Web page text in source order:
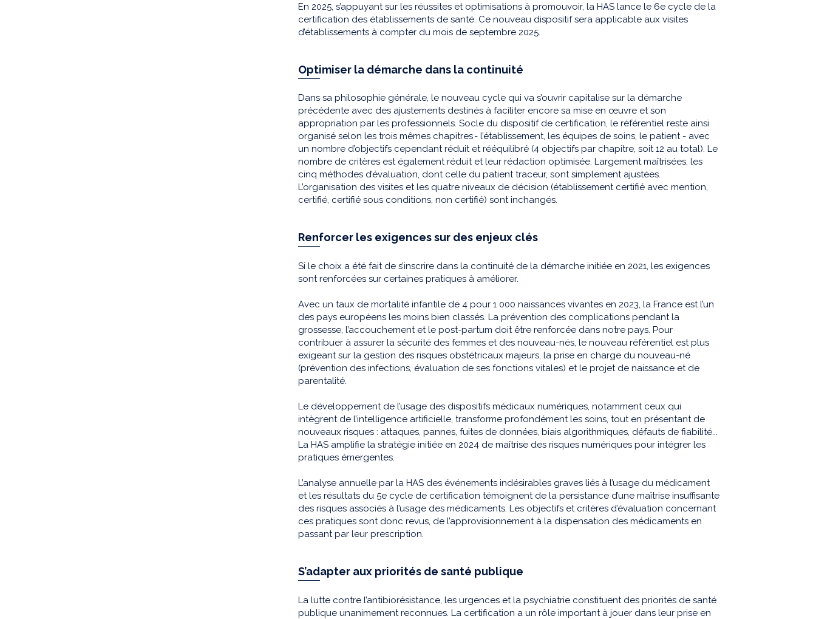
En 2025, s’appuyant sur les réussites et optimisations à promouvoir, la HAS lance le 6e cycle de la
certification des établissements de santé. Ce nouveau dispositif sera applicable aux visites
d’établissements à compter du mois de septembre 2025.
Optimiser la démarche dans la continuité
Dans sa philosophie générale, le nouveau cycle qui va s’ouvrir capitalise sur la démarche
précédente avec des ajustements destinés à faciliter encore sa mise en œuvre et son
appropriation par les professionnels. Socle du dispositif de certification, le référentiel reste ainsi
organisé selon les trois mêmes chapitres - l’établissement, les équipes de soins, le patient - avec
un nombre d’objectifs cependant réduit et rééquilibré (4 objectifs par chapitre, soit 12 au total). Le
nombre de critères est également réduit et leur rédaction optimisée. Largement maîtrisées, les
cinq méthodes d’évaluation, dont celle du patient traceur, sont simplement ajustées.
L’organisation des visites et les quatre niveaux de décision (établissement certifié avec mention,
certifié, certifié sous conditions, non certifié) sont inchangés.
Renforcer les exigences sur des enjeux clés
Si le choix a été fait de s’inscrire dans la continuité de la démarche initiée en 2021, les exigences
sont renforcées sur certaines pratiques à améliorer.
Avec un taux de mortalité infantile de 4 pour 1 000 naissances vivantes en 2023, la France est l’un
des pays européens les moins bien classés. La prévention des complications pendant la
grossesse, l’accouchement et le post-partum doit être renforcée dans notre pays. Pour
contribuer à assurer la sécurité des femmes et des nouveau-nés, le nouveau référentiel est plus
exigeant sur la gestion des risques obstétricaux majeurs, la prise en charge du nouveau-né
(prévention des infections, évaluation de ses fonctions vitales) et le projet de naissance et de
parentalité.
Le développement de l’usage des dispositifs médicaux numériques, notamment ceux qui
intègrent de l’intelligence artificielle, transforme profondément les soins, tout en présentant de
nouveaux risques : attaques, pannes, fuites de données, biais algorithmiques, défauts de fiabilité...
La HAS amplifie la stratégie initiée en 2024 de maîtrise des risques numériques pour intégrer les
pratiques émergentes.
L’analyse annuelle par la HAS des événements indésirables graves liés à l’usage du médicament
et les résultats du 5e cycle de certification témoignent de la persistance d’une maîtrise insuffisante
des risques associés à l’usage des médicaments. Les objectifs et critères d’évaluation concernant
ces pratiques sont donc revus, de l’approvisionnement à la dispensation des médicaments en
passant par leur prescription.
S’adapter aux priorités de santé publique
La lutte contre l’antibiorésistance, les urgences et la psychiatrie constituent des priorités de santé
publique unanimement reconnues. La certification a un rôle important à jouer dans leur prise en